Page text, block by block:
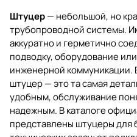
Штуцер— небольшой, но
трубопроводной системы.
аккуратно и герметично
подводку, оборудование
инженерной коммуникации.
штуцер — это та самая
удобным, обслуживание
надежным. В каталоге
представлены штуцеры для